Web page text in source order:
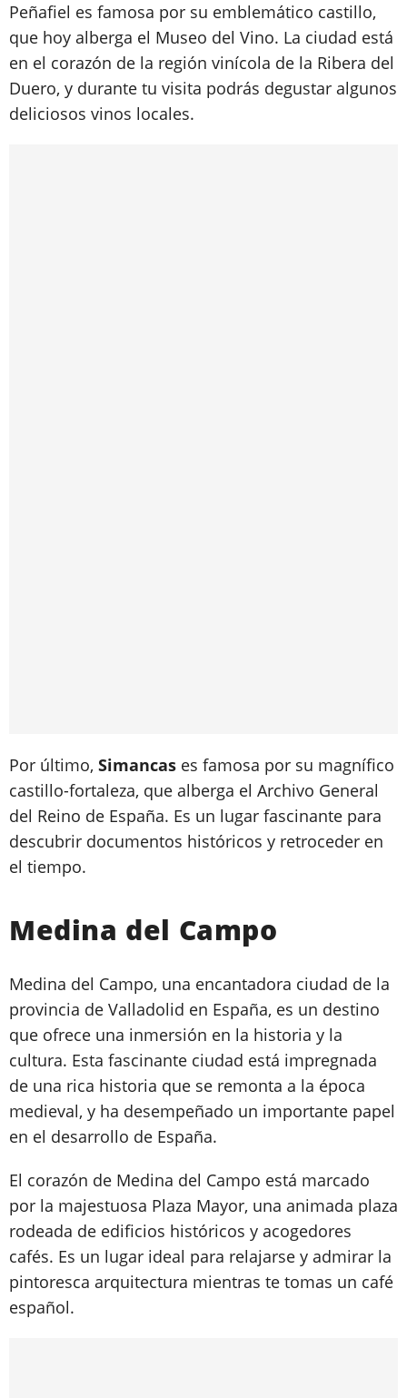
Peñafiel es famosa por su emblemático castillo,
que hoy alberga el Museo del Vino. La ciudad está
en el corazón de la región vinícola de la Ribera del
Duero, y durante tu visita podrás degustar algunos
deliciosos vinos locales.
Por último, Simancas es famosa por su magnífico
castillo-fortaleza, que alberga el Archivo General
del Reino de España. Es un lugar fascinante para
descubrir documentos históricos y retroceder en
el tiempo.
Medina del Campo
Medina del Campo, una encantadora ciudad de la
provincia de Valladolid en España, es un destino
que ofrece una inmersión en la historia y la
cultura. Esta fascinante ciudad está impregnada
de una rica historia que se remonta a la época
medieval, y ha desempeñado un importante papel
en el desarrollo de España.
El corazón de Medina del Campo está marcado
por la majestuosa Plaza Mayor, una animada plaza
rodeada de edificios históricos y acogedores
cafés. Es un lugar ideal para relajarse y admirar la
pintoresca arquitectura mientras te tomas un café
español.